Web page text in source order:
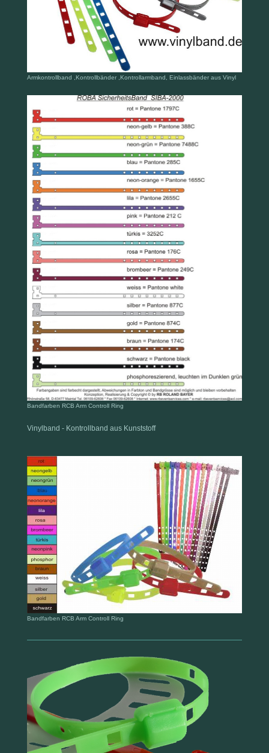
Armkontrollband ,Kontrollbänder ,Kontrollarmband, Einlassbänder aus Vinyl
Bandfarben RCB Arm Controll Ring
Vinylband - Kontrollband aus Kunststoff
Bandfarben RCB Arm Controll Ring